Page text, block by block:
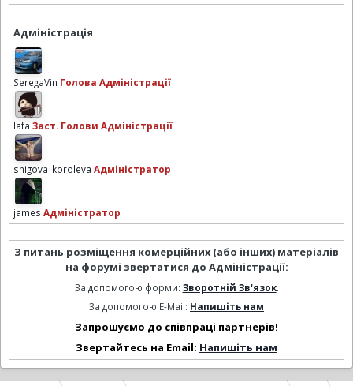
Адміністрація
SeregaVin Голова Адміністрації
lafa Заст. Голови Адміністрації
snigova_koroleva Адміністратор
james Адміністратор
З питань розміщення комерційних (або інших) матеріалів
на форумі звертатися до Адміністрації:
За допомогою форми: Зворотній Зв'язок.
За допомогою E-Mail: Напишіть нам
Запрошуємо до співпраці партнерів!
Звертайтесь на Email: Напишіть нам